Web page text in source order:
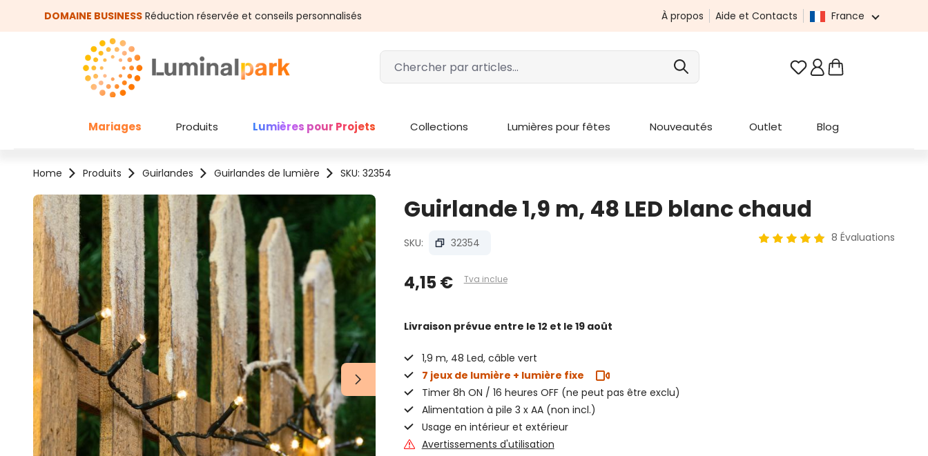
au contenu principal
Passer à la recherche
DOMAINE BUSINESS Réduction réservée et conseils personnalisés À propos Aide et Contacts France
Vous avez 0 articles
Mariages Produits Lumières pour Projets Collections Lumières pour fêtes Nouveautés Outlet Blog
Home Produits Guirlandes Guirlandes de lumière SKU: 32354
Ignorer la galerie d'images Guirlande 1,9 m, 48 LED blanc chaud
SKU: 32354 8 Évaluations
4,15 € Tva inclue
Livraison prévue entre le 12 et le 19 août
1,9 m, 48 Led, câble vert
7 jeux de lumière + lumière fixe
Timer 8h ON / 16 heures OFF (ne peut pas être exclu)
Alimentation à pile 3 x AA (non incl.)
Usage en intérieur et extérieur
Avertissements d'utilisation